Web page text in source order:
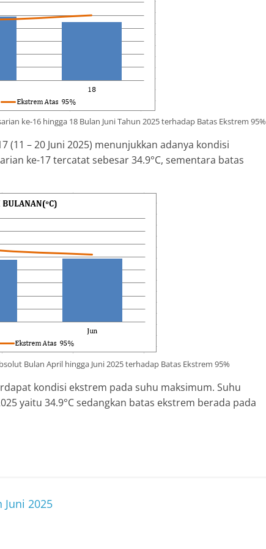
ke-16 hingga 18 Bulan Juni Tahun 2025 terhadap Batas Ekstrem 95%
– 20 Juni 2025) menunjukkan adanya kondisi
ke-17 tercatat sebesar 34.9°C, sementara batas
Bulan April hingga Juni 2025 terhadap Batas Ekstrem 95%
kondisi ekstrem pada suhu maksimum. Suhu
yaitu 34.9°C sedangkan batas ekstrem berada pada
2025